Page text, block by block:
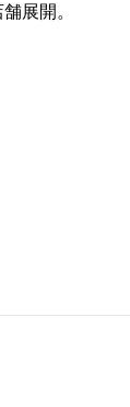
展開。